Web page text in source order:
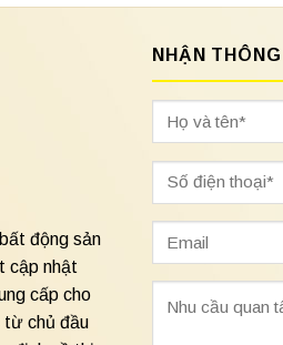
động sản
cập nhật
cấp cho
từ chủ đầu
NHẬN